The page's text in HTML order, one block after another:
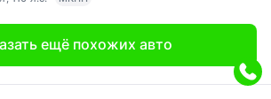
ещё похожих авто